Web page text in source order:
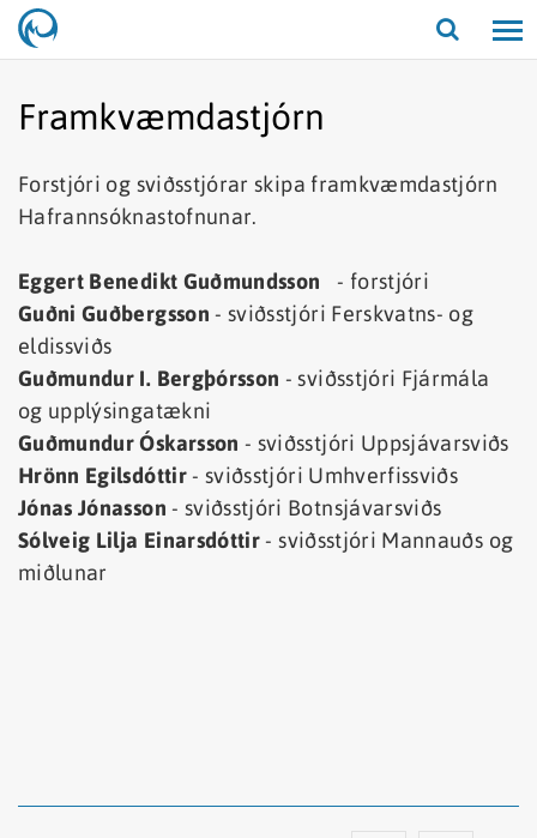
Opna/
Framkvæmdastjórn
Forstjóri og sviðsstjórar skipa framkvæmdastjórn
Hafrannsóknastofnunar.
Eggert Benedikt Guðmundsson
- forstjóri
Guðni Guðbergsson - sviðsstjóri Ferskvatns- og
eldissviðs
Guðmundur I. Bergþórsson - sviðsstjóri Fjármála
og upplýsingatækni
Guðmundur Óskarsson - sviðsstjóri Uppsjávarsviðs
Hrönn Egilsdóttir- sviðsstjóri Umhverfissviðs
Jónas Jónasson- sviðsstjóri Botnsjávarsviðs
Sólveig Lilja Einarsdóttir- sviðsstjóri Mannauðs og
miðlunar